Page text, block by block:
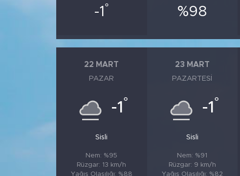
-1 ° %98
22 MART
PAZAR
-1 °
Sisli
Nem: %95
Rüzgar: 13 km/h
Yağış Olasılığı: %88
23 MART
PAZARTESI
-1 °
Sisli
Nem: %91
Rüzgar: 9 km/h
Yağış Olasılığı: %82